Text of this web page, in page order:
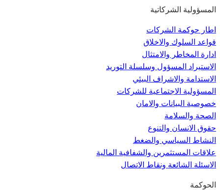
المسؤولية الشركاتية
اطار حوكمة الشركات
قواعد السلوك والاخلاق
ادارة المخاطر والامتثال
الاستيراد المسؤول وسلسلة التوريد
الاستدامة والاشراف البيئي
المسؤولية الاجتماعية للشركات
خصوصية البيانات والامان
الصحة والسلامة
حقوق الانسان والتنوع
النشاط السياسي والضغط
علاقات المستثمرين والشفافية المالية
الاسئلة الشائعة ونقاط الاتصال
الحوكمة